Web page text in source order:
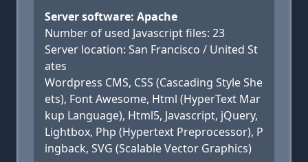
Server software: Apache
Number of used Javascript files: 23
Server location: San Francisco / United St
ates
Wordpress CMS, CSS (Cascading Style She
ets), Font Awesome, Html (HyperText Mar
kup Language), Html5, Javascript, jQuery,
Lightbox, Php (Hypertext Preprocessor), P
ingback, SVG (Scalable Vector Graphics)